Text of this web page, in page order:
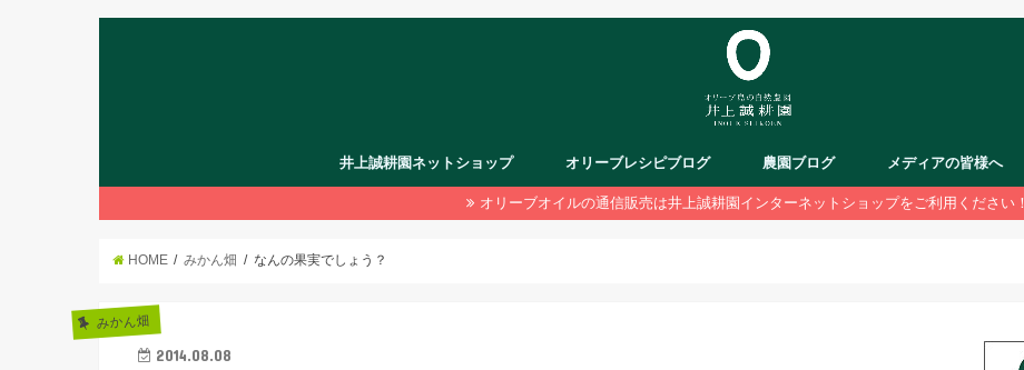
井上誠耕園ネットショップ オリーブレシピブログ 農園ブログ メディアの皆様へ
オリーブオイルの通信販売は井上誠耕園インターネットショップをご利用ください！
HOME みかん畑 なんの果実でしょう？
みかん畑
2014.08.08